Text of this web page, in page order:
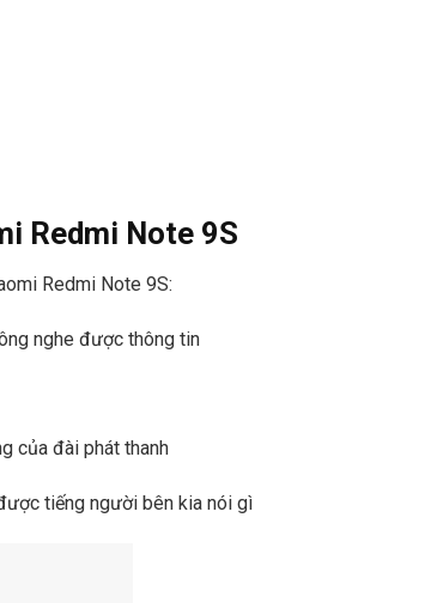
Redmi Note 9S
Redmi Note 9S:
nghe được thông tin
của đài phát thanh
tiếng người bên kia nói gì